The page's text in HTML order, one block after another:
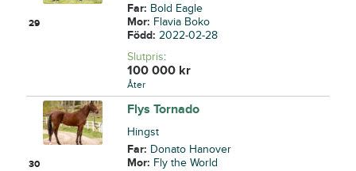
29
Far: Bold Eagle
Mor: Flavia Boko
Född:2022-02-28
Slutpris:
100 000 kr
Åter
30
Flys Tornado
Hingst
Far: Donato Hanover
Mor: Fly the World